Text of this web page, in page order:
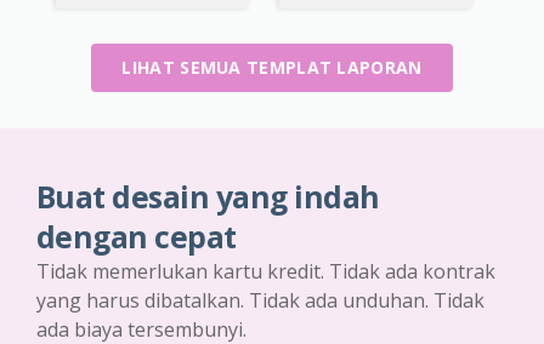
LIHAT SEMUA TEMPLAT LAPORAN
Buat desain yang indah
dengan cepat
Tidak memerlukan kartu kredit. Tidak ada kontrak
yang harus dibatalkan. Tidak ada unduhan. Tidak
ada biaya tersembunyi.